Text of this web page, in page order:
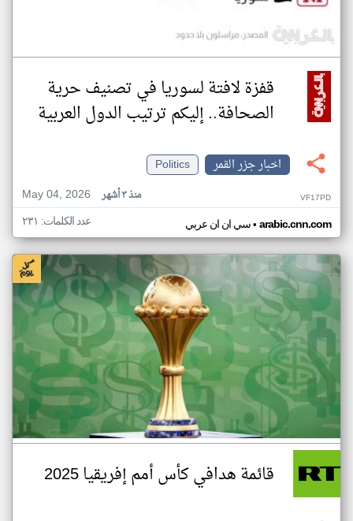
قفزة لافتة لسوريا في تصنيف حرية
الصحافة.. إليكم ترتيب الدول العربية
اخبار جزر القمر
Politics
May 04, 2026
منذ ٣ أشهر VF17PD
سي ان ان عربي• arabic.cnn.com عدد الكلمات: ٢٣١
قائمة هدافي كأس أمم إفريقيا 2025